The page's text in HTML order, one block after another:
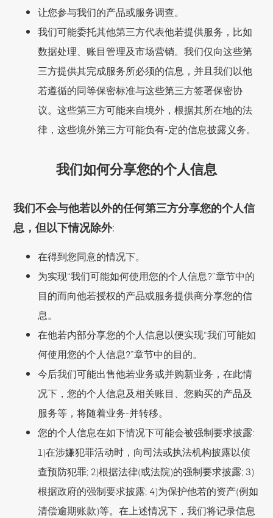
让您参与我们的产品或服务调查。
我们可能委托其他第三方代表他若提供服务，比如
数据处理、账目管理及市场营销。我们仅向这些第
三方提供其完成服务所必须的信息，并且我们以他
若遵循的同等保密标准与这些第三方签署保密协
议。这些第三方可能来自境外，根据其所在地的法
律，这些境外第三方可能负有-定的信息披露义务。
我们如何分享您的个人信息
我们不会与他若以外的任何第三方分享您的个人信
息，但以下情况除外:
在得到您同意的情况下。
为实现“我们可能如何使用您的个人信息?”章节中的
目的而向他若授权的产品或服务提供商分享您的信
息。
在他若内部分享您的个人信息以便实现“我们可能如
何使用您的个人信息?”章节中的目的。
今后我们可能出售他若业务或并购新业务，在此情
况下，您的个人信息及相关账目、您购买的产品及
服务等，将随着业务-并转移。
您的个人信息在如下情况下可能会被强制要求披露:
1)在涉嫌犯罪活动时，向司法或执法机构披露以侦
查预防犯罪; 2)根据法律(或法院)的强制要求披露; 3)
根据政府的强制要求披露; 4)为保护他若的资产(例如
清偿逾期账款)等。在上述情况下，我们将记录信息